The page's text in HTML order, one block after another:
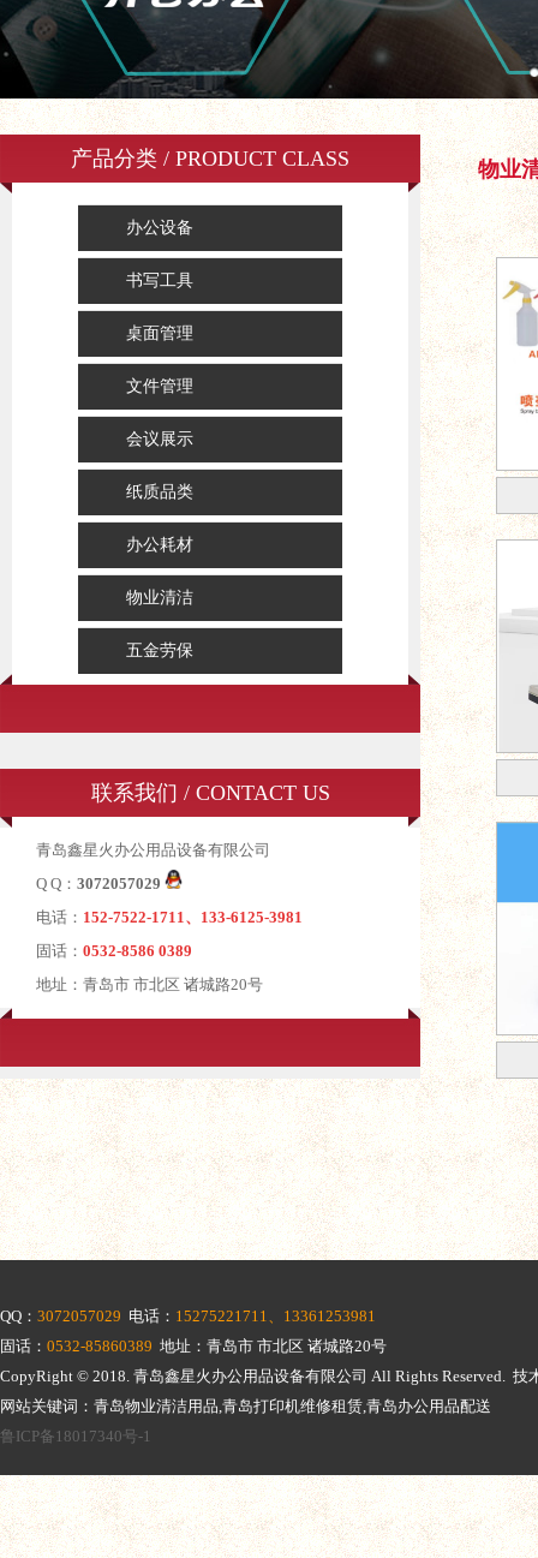
产品分类 / PRODUCT CLASS
办公设备
书写工具
桌面管理
文件管理
会议展示
纸质品类
办公耗材
物业清洁
五金劳保
联系我们 / CONTACT US
青岛鑫星火办公用品设备有限公司
Q Q： 3072057029
电话： 152-7522-1711、133-6125-3981
固话： 0532-8586 0389
地址：青岛市 市北区 诸城路20号
物业
QQ： 3072057029 电话： 15275221711、13361253981
固话： 0532-85860389 地址：青岛市 市北区 诸城路20号
CopyRight © 2018. 青岛鑫星火办公用品设备有限公司 All Rights Reserved. 技
网站关键词：青岛物业清洁用品,青岛打印机维修租赁,青岛办公用品配送
鲁ICP备18017340号-1